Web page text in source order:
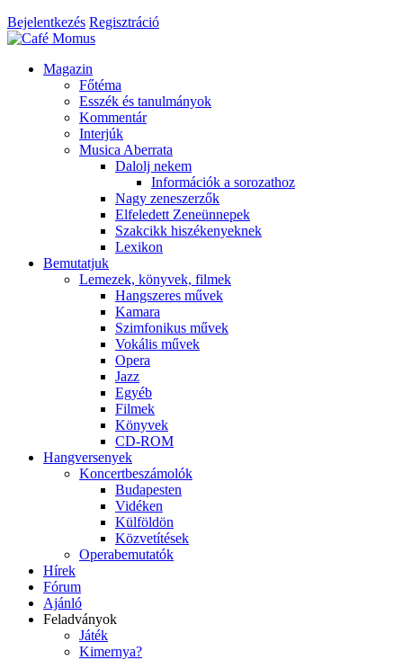
Bejelentkezés Regisztráció
Magazin
Főtéma
Esszék és tanulmányok
Kommentár
Interjúk
Musica Aberrata
Dalolj nekem
Információk a sorozathoz
Nagy zeneszerzők
Elfeledett Zeneünnepek
Szakcikk hiszékenyeknek
Lexikon
Bemutatjuk
Lemezek, könyvek, filmek
Hangszeres művek
Kamara
Szimfonikus művek
Vokális művek
Opera
Jazz
Egyéb
Filmek
Könyvek
CD-ROM
Hangversenyek
Koncertbeszámolók
Budapesten
Vidéken
Külföldön
Közvetítések
Operabemutatók
Hírek
Fórum
Ajánló
Feladványok
Játék
Kimernya?